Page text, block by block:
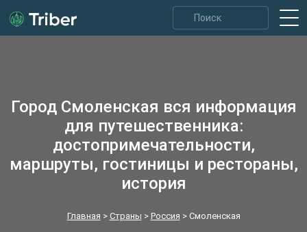
Город Смоленская вся информация
для путешественника:
достопримечательности,
маршруты, гостиницы и рестораны,
история
Главная > Страны > Россия > Смоленская